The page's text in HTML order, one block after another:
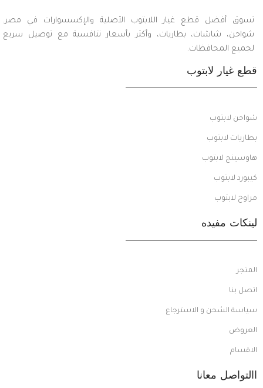
تسوق أفضل قطع غيار اللابتوب الأصلية والإكسسوارات في مصر.
شواحن، شاشات، بطاريات، وأكثر بأسعار تنافسية مع توصيل سريع
لجميع المحافظات.
قطع غيار لابتوب
شواحن لابتوب
بطاريات لابتوب
هاوسينج لابتوب
كيبورد لابتوب
مراوح لابتوب
لينكات مفيده
المتجر
اتصل بنا
سياسة الشحن و الاسترجاع
العروض
الاقسام
االتواصل معانا